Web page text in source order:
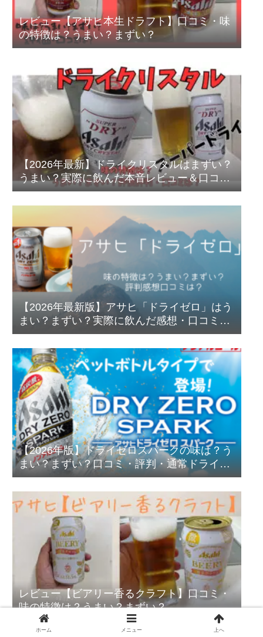
レビュー【アサヒ本生ドラフト】口コミ・味
の特徴は？うまい？まずい？
【2026年最新】ドライクリスタルはまずい？
うまい？実際に飲んだ本音レビュー＆口コミ
まとめ（スーパードライ3.5%）
【2026年最新版】アサヒ「ドライゼロ」はう
まい？まずい？実際に飲んだ感想・口コミ・
アルコール0.00％の真実を徹底レビュー
【2026年版】ドライゼロスパークの味は？う
まい？まずい？口コミ・評判・通常ドライゼ
ロとの違いも徹底レビュー
レビュー【ビアリー香るクラフト】口コミ・
味の特徴は？うまい？まずい？
ホーム メニュー 上へ